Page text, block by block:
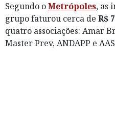
Segundo oMetrópoles, as
grupo faturou cerca de R$
quatro associações: Amar
Master Prev, ANDAPP e